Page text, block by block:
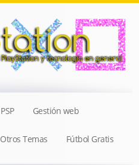
PSP Gestión web
Otros Temas Fútbol Gratis